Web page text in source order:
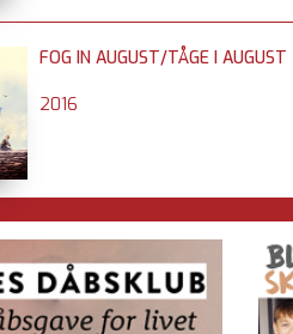
FOG IN AUGUST/TÅGE I AUGUST
2016